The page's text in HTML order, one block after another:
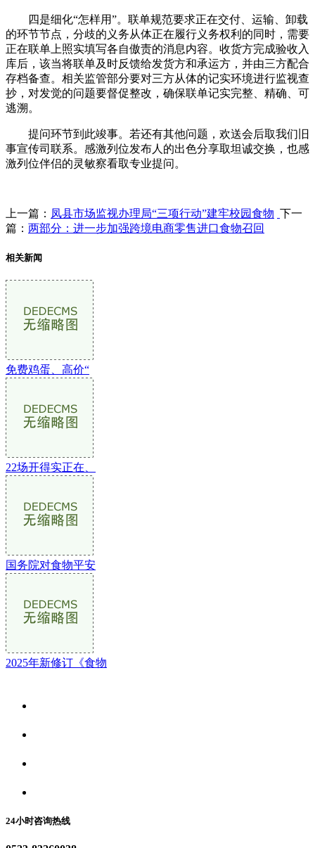
四是细化“怎样用”。联单规范要求正在交付、运输、卸载
的环节节点，分歧的义务从体正在履行义务权利的同时，需要
正在联单上照实填写各自傲责的消息内容。收货方完成验收入
库后，该当将联单及时反馈给发货方和承运方，并由三方配合
存档备查。相关监管部分要对三方从体的记实环境进行监视查
抄，对发觉的问题要督促整改，确保联单记实完整、精确、可
逃溯。
提问环节到此竣事。若还有其他问题，欢送会后取我们旧
事宣传司联系。感激列位发布人的出色分享取坦诚交换，也感
激列位伴侣的灵敏察看取专业提问。
上一篇： 凤县市场监视办理局“三项行动”建牢校园食物 下一
篇： 两部分：进一步加强跨境电商零售进口食物召回
相关新闻
免费鸡蛋、高价“
22场开得实正在、
国务院对食物平安
2025年新修订《食物
24小时咨询热线